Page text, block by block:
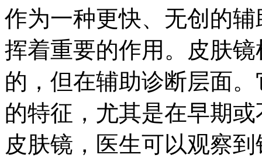
作为一种更快、无创的
挥着重要的作用。皮肤
的，但在辅助诊断层面
的特征，尤其是在早期
皮肤镜，医生可以观察